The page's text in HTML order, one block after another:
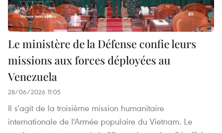
Le ministère de la Défense confie leurs
missions aux forces déployées au
Venezuela
28/06/2026 11:05
Il s'agit de la troisième mission humanitaire
internationale de l'Armée populaire du Vietnam. Le